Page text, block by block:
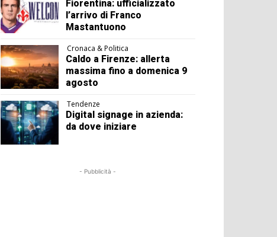
Fiorentina: ufficializzato
l’arrivo di Franco
Mastantuono
Cronaca & Politica
Caldo a Firenze: allerta
massima fino a domenica 9
agosto
Tendenze
Digital signage in azienda:
da dove iniziare
- Pubblicità -